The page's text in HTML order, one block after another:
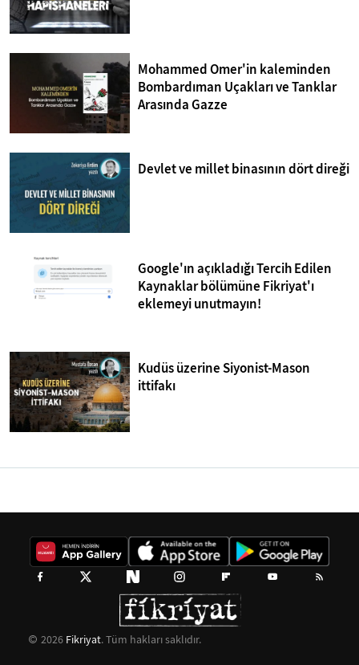
Mohammed Omer'in kaleminden
Bombardıman Uçakları ve Tanklar
Arasında Gazze
Devlet ve millet binasının dört direği
Google'ın açıkladığı Tercih Edilen
Kaynaklar bölümüne Fikriyat'ı
eklemeyi unutmayın!
Kudüs üzerine Siyonist-Mason
ittifakı
2026 Fikriyat. Tüm hakları saklıdır.